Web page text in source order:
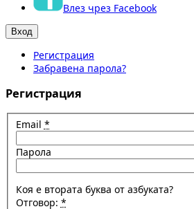
Влез чрез Facebook
Регистрация
Забравена парола?
Регистрация
Email *
Парола
Коя е втората буква от азбуката?
Отговор: *